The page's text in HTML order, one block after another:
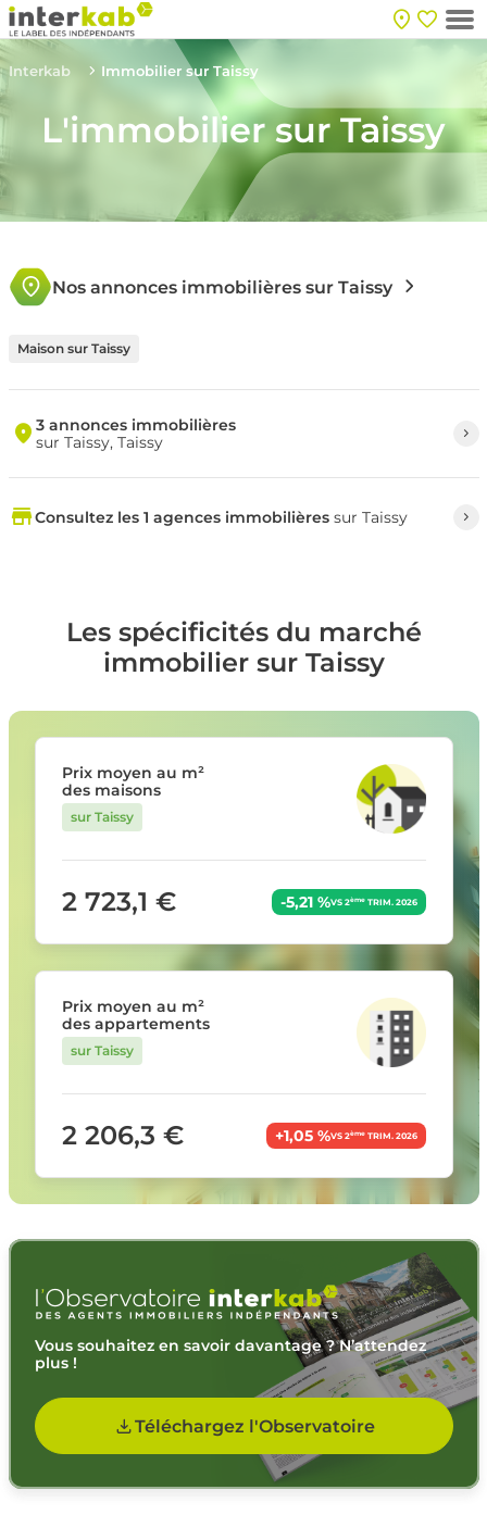
Interkab Immobilier sur Taissy
L'immobilier sur Taissy
Nos annonces immobilières sur Taissy
Maison sur Taissy
3 annonces immobilières
sur Taissy, Taissy
Consultez les 1 agences immobilièressur Taissy
Les spécificités du marché
immobilier sur Taissy
Prix moyen au m²
des maisons
sur Taissy
2 723,1 € -5,21 %VS 2èmeTRIM. 2026
Prix moyen au m²
des appartements
sur Taissy
2 206,3 € +1,05 %VS 2èmeTRIM. 2026
Vous souhaitez en savoir davantage ? N’attendez
plus !
Téléchargez l'Observatoire